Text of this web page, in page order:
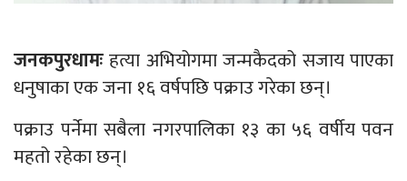
जनकपुरधामःहत्या अभियोगमा जन्मकैदको सजाय पाएका
धनुषाका एक जना १६ वर्षपछि पक्राउ गरेका छन्।
पक्राउ पर्नेमा सबैला नगरपालिका १३ का ५६ वर्षीय पवन
महतो रहेका छन्।